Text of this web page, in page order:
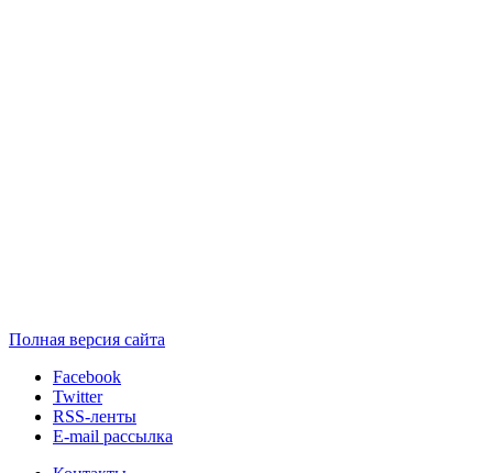
Полная версия сайта
Facebook
Twitter
RSS-ленты
E-mail рассылка